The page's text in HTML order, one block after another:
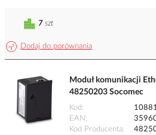
Dodaj do porównania
7 szt
Moduł komunikacji
48250203 Socomec
Kod
EAN
Kod Producenta